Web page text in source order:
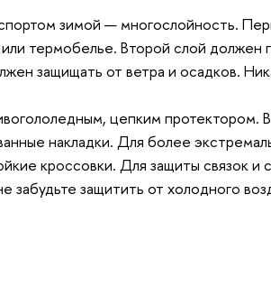
зимой — многослойность.
термобелье. Второй слой должен
защищать от ветра и осадков.
цепким протектором.
накладки. Для более
кроссовки. Для защиты связок и
защитить от холодного